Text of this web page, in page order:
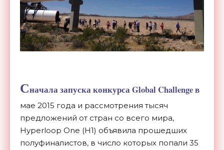
Сначала запуска конкурса Global Challenge в
мае 2015 года и рассмотрения тысяч
предложений от стран со всего мира,
Hyperloop One (H1) объявила прошедших
полуфиналистов, в число которых попали 35